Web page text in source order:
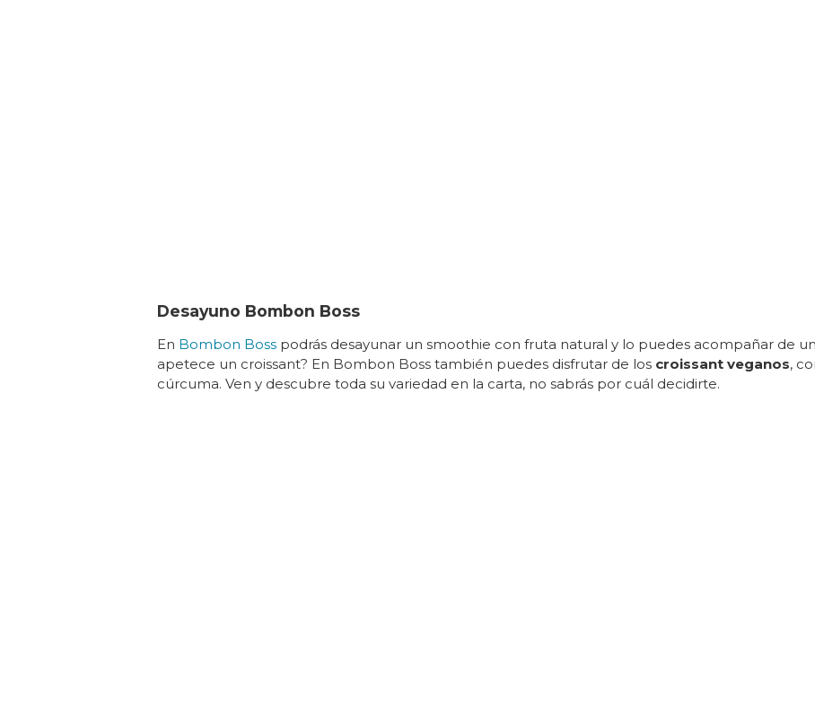
Desayuno Bombon Boss
En Bombon Bosspodrás desayunar un smoothie con fruta natural y lo puedes acompañar de
apetece un croissant? En Bombon Boss también puedes disfrutar de los croissant veganos,
cúrcuma. Ven y descubre toda su variedad en la carta, no sabrás por cuál decidirte.